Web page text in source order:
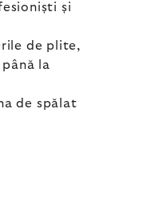
și
de plite,
la
de spălat